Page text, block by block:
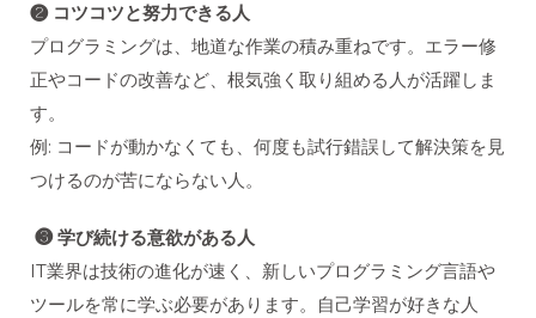
❷ コツコツと努力できる人
プログラミングは、地道な作業の積み重ねです。エラー修
正やコードの改善など、根気強く取り組める人が活躍しま
す。
例: コードが動かなくても、何度も試行錯誤して解決策を見
つけるのが苦にならない人。
❸ 学び続ける意欲がある人
IT業界は技術の進化が速く、新しいプログラミング言語や
ツールを常に学ぶ必要があります。自己学習が好きな人